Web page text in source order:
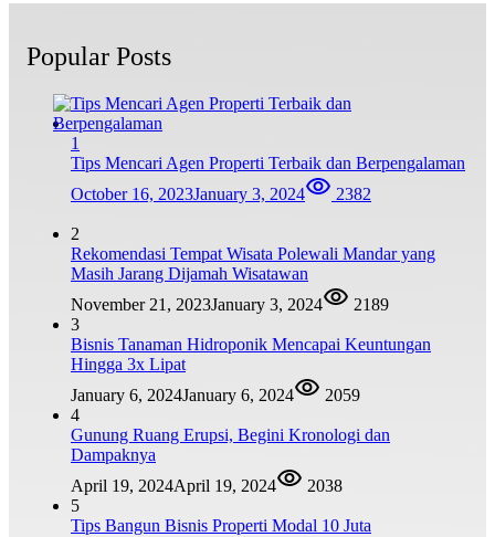
Popular Posts
1
Tips Mencari Agen Properti Terbaik dan Berpengalaman
October 16, 2023January 3, 2024 2382
2
Rekomendasi Tempat Wisata Polewali Mandar yang
Masih Jarang Dijamah Wisatawan
November 21, 2023January 3, 2024
2189
3
Bisnis Tanaman Hidroponik Mencapai Keuntungan
Hingga 3x Lipat
January 6, 2024January 6, 2024
2059
4
Gunung Ruang Erupsi, Begini Kronologi dan
Dampaknya
April 19, 2024April 19, 2024
2038
5
Tips Bangun Bisnis Properti Modal 10 Juta